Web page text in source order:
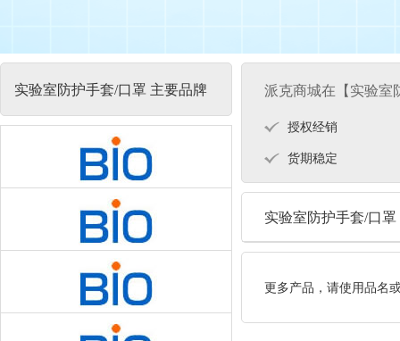
实验室防护手套/口罩 主要品牌 派克商城在【实验室
授权经销
货期稳定
实验室防护手套/口
更多产品，请使用品名